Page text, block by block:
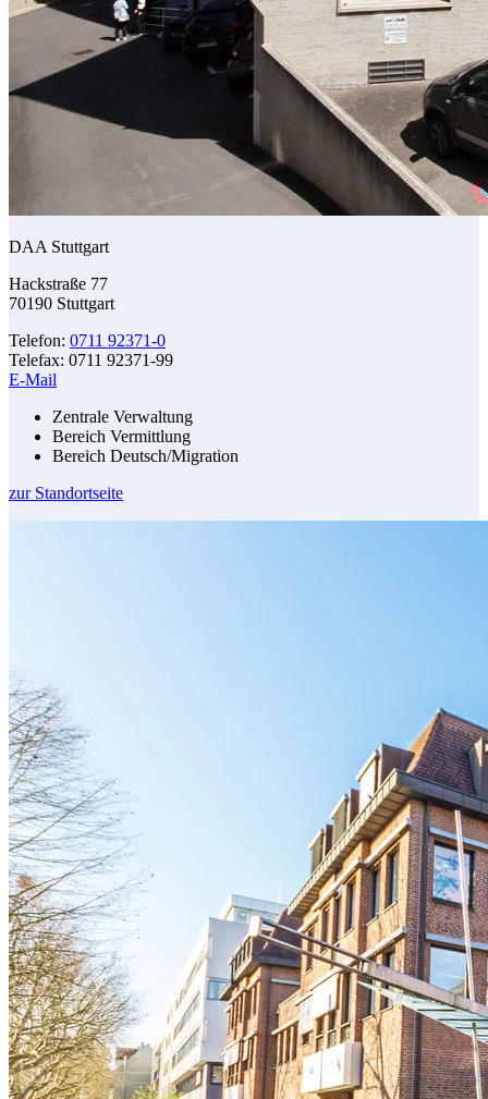
DAA Stuttgart
Hackstraße 77
70190 Stuttgart
Telefon: 0711 92371-0
Telefax: 0711 92371-99
E-Mail
Zentrale Verwaltung
Bereich Vermittlung
Bereich Deutsch/Migration
zur Standortseite